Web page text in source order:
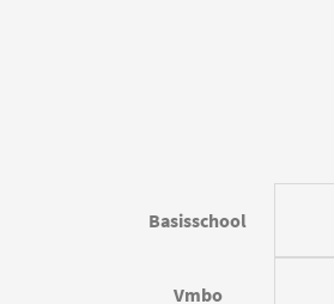
Basisschool
Vmbo